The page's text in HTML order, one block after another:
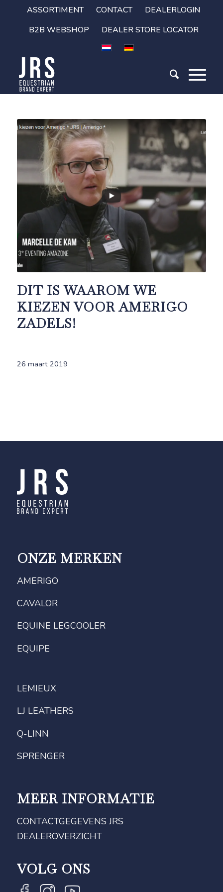
ASSORTIMENT CONTACT
DEALERLOGIN
B2B WEBSHOP
DEALER STORE LOCATOR
DIT IS WAAROM WE
KIEZEN VOOR AMERIGO
ZADELS!
26 maart 2019
ONZE MERKEN
AMERIGO
CAVALOR
EQUINE LEGCOOLER
EQUIPE
LEMIEUX
LJ LEATHERS
Q-LINN
SPRENGER
MEER INFORMATIE
CONTACTGEGEVENS JRS
DEALEROVERZICHT
VOLG ONS